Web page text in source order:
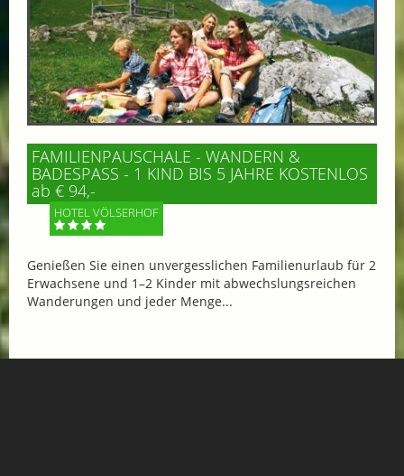
FAMILIENPAUSCHALE - WANDERN &
BADESPASS - 1 KIND BIS 5 JAHRE KOSTENLOS
ab € 94,-
HOTEL VÖLSERHOF
Genießen Sie einen unvergesslichen Familienurlaub für 2
Erwachsene und 1–2 Kinder mit abwechslungsreichen
Wanderungen und jeder Menge...